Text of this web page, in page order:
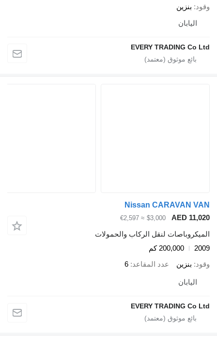
وقود بنزين
اليابان
EVERY TRADING Co Ltd
Nissan CARAVAN VAN
AED 11,020
$3,000
≈ €2,597
الميكروباصات لنقل الركاب والحمولات
2009
200,000 كم
وقود بنزين عدد المقاعد 6
اليابان
EVERY TRADING Co Ltd